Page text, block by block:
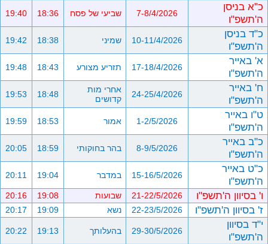
כ"א בניסן
ה'תשפ"ו
7-8/4/2026 שביעי של פסח 18:36
19:40
כ"ד בניסן
ה'תשפ"ו
10-11/4/2026 שמיני 18:38
19:42
א' באייר
ה'תשפ"ו
17-18/4/2026 תזריע מצורע 18:43
19:48
ח' באייר
ה'תשפ"ו
24-25/4/2026
אחרי מות
קדושים
18:48
19:53
ט"ו באייר
ה'תשפ"ו
1-2/5/2026 אמור 18:53
19:59
כ"ב באייר
ה'תשפ"ו
8-9/5/2026 בהר בחוקותי 18:59
20:05
כ"ט באייר
ה'תשפ"ו
15-16/5/2026 במדבר 19:04
20:11
ו' בסיוון ה'תשפ"ו 21-22/5/2026 שבועות 19:08
20:16
ז' בסיוון ה'תשפ"ו 22-23/5/2026 נשא 19:09
20:17
י"ד בסיוון
ה'תשפ"ו
29-30/5/2026 בהעלותך 19:13
20:22